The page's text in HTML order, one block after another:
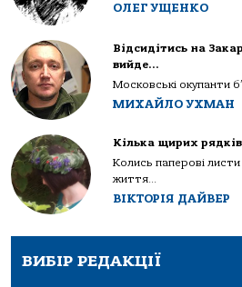
ОЛЕГ УЩЕНКО
Відсидітись на
вийде…
Московські окупанти
МИХАЙЛО УХМАН
Кілька щирих
Колись паперові
життя...
ВІКТОРІЯ ДАЙВЕР
ВИБІР РЕДАКЦІЇ